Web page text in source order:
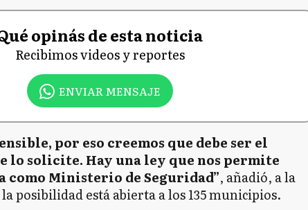
opinás de esta noticia
Recibimos videos y reportes
ENVIAR MENSAJE
por eso creemos que debe ser el
lo solicite. Hay una ley que nos permite
como Ministerio de Seguridad”, añadió, a la
posibilidad está abierta a los 135 municipios.